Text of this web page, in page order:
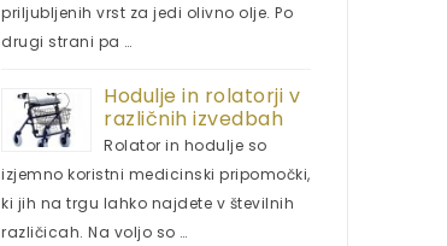
priljubljenih vrst za jedi olivno olje. Po
drugi strani pa …
Hodulje in rolatorji v
različnih izvedbah
Rolator in hodulje so
izjemno koristni medicinski pripomočki,
ki jih na trgu lahko najdete v številnih
različicah. Na voljo so …